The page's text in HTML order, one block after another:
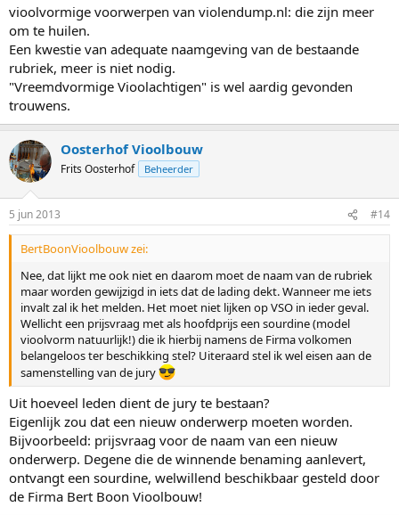
vioolvormige voorwerpen van violendump.nl: die zijn meer
om te huilen.
Een kwestie van adequate naamgeving van de bestaande
rubriek, meer is niet nodig.
"Vreemdvormige Vioolachtigen" is wel aardig gevonden
trouwens.
Oosterhof Vioolbouw
Frits Oosterhof Beheerder
5 jun 2013 #14
BertBoonVioolbouw zei:
Nee, dat lijkt me ook niet en daarom moet de naam van de rubriek
maar worden gewijzigd in iets dat de lading dekt. Wanneer me iets
invalt zal ik het melden. Het moet niet lijken op VSO in ieder geval.
Wellicht een prijsvraag met als hoofdprijs een sourdine (model
vioolvorm natuurlijk!) die ik hierbij namens de Firma volkomen
belangeloos ter beschikking stel? Uiteraard stel ik wel eisen aan de
samenstelling van de jury
Uit hoeveel leden dient de jury te bestaan?
Eigenlijk zou dat een nieuw onderwerp moeten worden.
Bijvoorbeeld: prijsvraag voor de naam van een nieuw
onderwerp. Degene die de winnende benaming aanlevert,
ontvangt een sourdine, welwillend beschikbaar gesteld door
de Firma Bert Boon Vioolbouw!